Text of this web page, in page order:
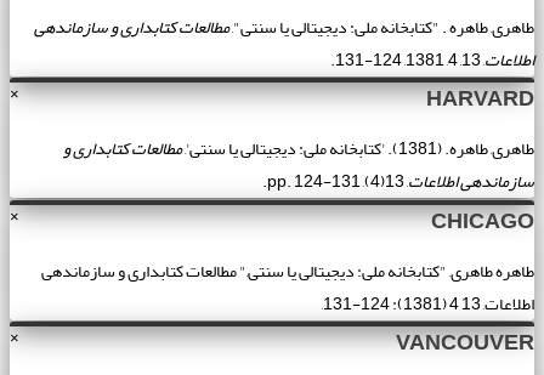
طاهری, طاهره . "کتابخانه ملی: دیجیتالی یا سنتی",مطالعات کتابداری و سازماندهی
اطلاعات, 13, 4, 1381, 124-131.
× HARVARD
طاهری, طاهره. (1381). 'کتابخانه ملی: دیجیتالی یا سنتی',
مطالعات کتابداری و
سازماندهی اطلاعات, 13(4), pp. 124-131.
× CHICAGO
طاهره طاهری, "کتابخانه ملی: دیجیتالی یا سنتی," مطالعات کتابداری و سازماندهی
اطلاعات, 13 4 (1381): 124-131,
× VANCOUVER